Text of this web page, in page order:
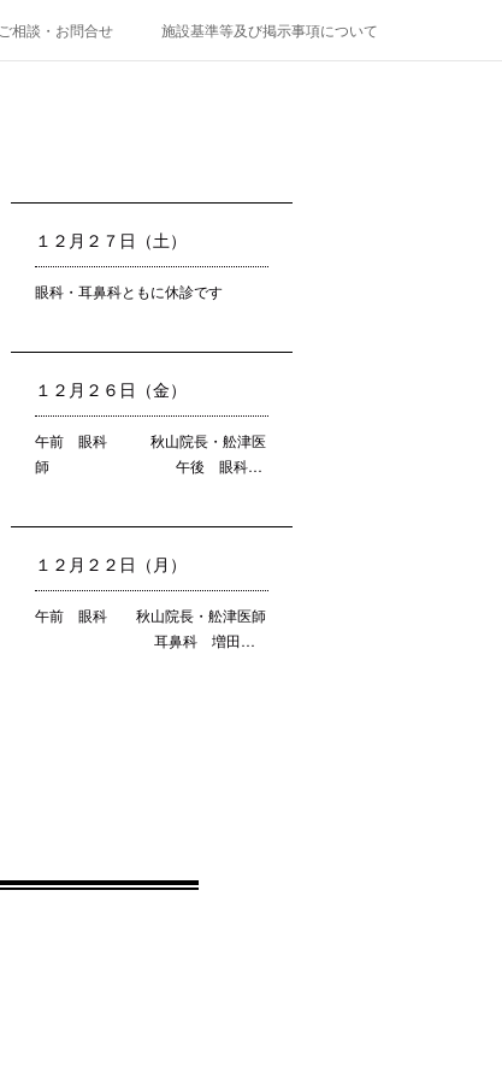
ご相談・お問合せ 施設基準等及び掲示事項について
１２月２７日（土）
眼科・耳鼻科ともに休診です
１２月２６日（金）
午前 眼科 秋山院長・舩津医
師 午後 眼科…
１２月２２日（月）
午前 眼科 秋山院長・舩津医師
耳鼻科 増田…